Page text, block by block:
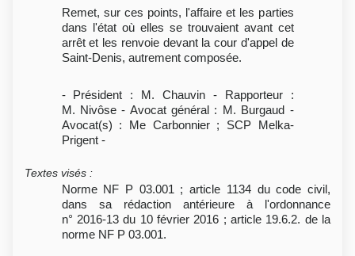
Remet, sur ces points, l'affaire et les parties
dans l'état où elles se trouvaient avant cet
arrêt et les renvoie devant la cour d'appel de
Saint-Denis, autrement composée.
- Président : M. Chauvin - Rapporteur :
M. Nivôse - Avocat général : M. Burgaud -
Avocat(s) : Me Carbonnier ; SCP Melka-
Prigent -
Textes visés :
Norme NF P 03.001 ; article 1134 du code civil,
dans sa rédaction antérieure à l'ordonnance
n° 2016-13 du 10 février 2016 ; article 19.6.2. de la
norme NF P 03.001.